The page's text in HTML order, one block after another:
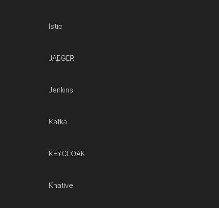
Istio
JAEGER
Jenkins
Kafka
KEYCLOAK
Knative